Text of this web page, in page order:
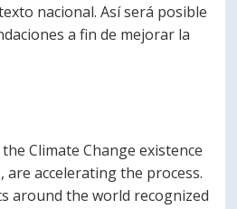
nacional. Así será posible
a fin de mejorar la
Climate Change existence
are accelerating the process.
around the world recognized